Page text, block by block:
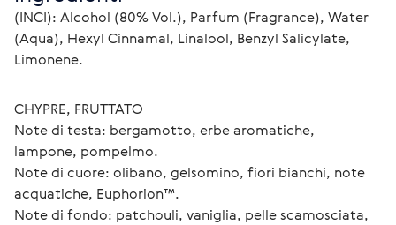
(INCI): Alcohol (80% Vol.), Parfum (Fragrance), Water
(Aqua), Hexyl Cinnamal, Linalool, Benzyl Salicylate,
Limonene.
CHYPRE, FRUTTATO
Note di testa: bergamotto, erbe aromatiche,
lampone, pompelmo.
Note di cuore: olibano, gelsomino, fiori bianchi, note
acquatiche, Euphorion™.
Note di fondo: patchouli, vaniglia, pelle scamosciata,